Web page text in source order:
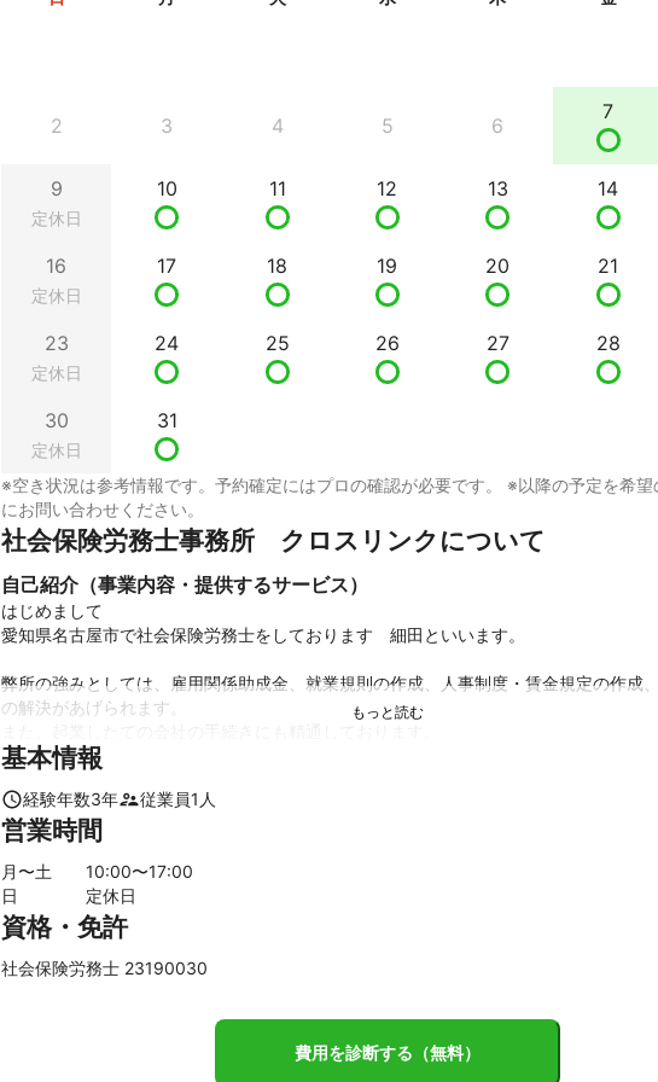
2 3 4 5 6
7
9
定休日
10 11 12 13 14
16
定休日
17 18 19 20 21
23
定休日
24 25 26 27 28
30
定休日
31
※空き状況は参考情報です。予約確定にはプロの確認が必要です。 ※以降の予定を希望
にお問い合わせください。
社会保険労務士事務所　クロスリンクについて
自己紹介（事業内容・提供するサービス）
はじめまして
愛知県名古屋市で社会保険労務士をしております　細田といいます。
弊所の強みとしては、雇用関係助成金、就業規則の作成、人事制度・賃金規定の作成
の解決があげられます。
特に昨今の法律改正は複雑さを増しております。労働法関係は法改正も
す。
商工会議所でのセミナーや企業向け研修も合わせて行なっております。
これまでの実績
雇用関係助成金
社会保険の新規適用及び各種手続き
労働保険の新規適用及び各種手続き
雇用保険の離職票 育児休業 介護休業
基本情報
経験年数3年 従業員1 人
営業時間
月〜土 10:00〜17:00
日
定休日
資格・免許
社会保険労務士 23190030
費用を診断する（無料）